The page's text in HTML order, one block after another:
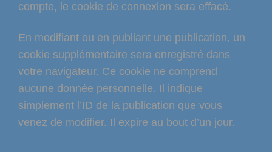
compte, le cookie de connexion sera effacé.
En modifiant ou en publiant une publication, un
cookie supplémentaire sera enregistré dans
votre navigateur. Ce cookie ne comprend
aucune donnée personnelle. Il indique
simplement l’ID de la publication que vous
venez de modifier. Il expire au bout d’un jour.